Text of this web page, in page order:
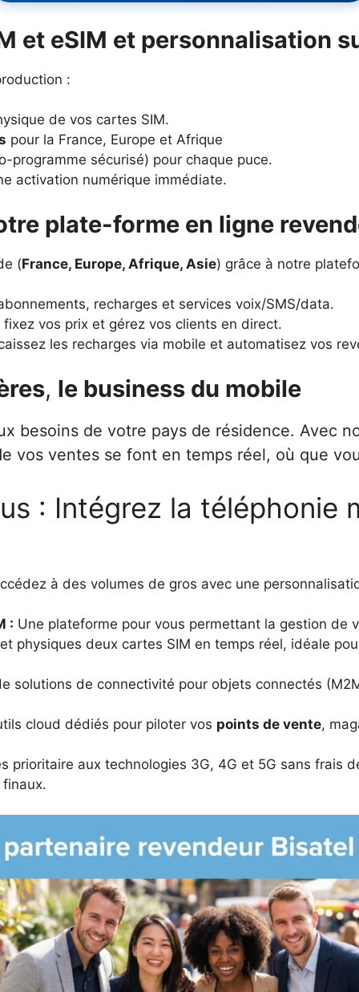
et eSIM et personnalisation
:
de vos cartes SIM.
pour la France, Europe et Afrique
programme sécurisé) pour chaque puce.
activation numérique immédiate.
plate-forme en ligne
(France, Europe, Afrique, Asie) grâce à notre
recharges et services voix/SMS/data.
vos prix et gérez vos clients en direct.
les recharges via mobile et automatisez vos
, le business du mobile
besoins de votre pays de résidence. Avec
vos ventes se font en temps réel, où que
: Intégrez la téléphonie
à des volumes de gros avec une
: Une plateforme pour vous permettant la gestion de
physiques deux cartes SIM en temps réel, idéale
solutions de connectivité pour objets connectés
cloud dédiés pour piloter vos points de vente,
prioritaire aux technologies 3G, 4G et 5G sans frais